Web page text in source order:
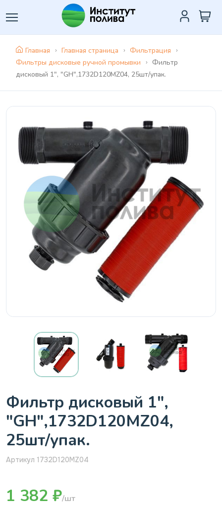
Главная Главная страница
Фильтрация
Фильтры дисковые ручной промывки
Фильтр
дисковый 1", "GH",1732D120MZ04, 25шт/упак.
Фильтр дисковый 1",
"GH",1732D120MZ04,
25шт/упак.
Артикул 1732D120MZ04
1 382 ₽/шт